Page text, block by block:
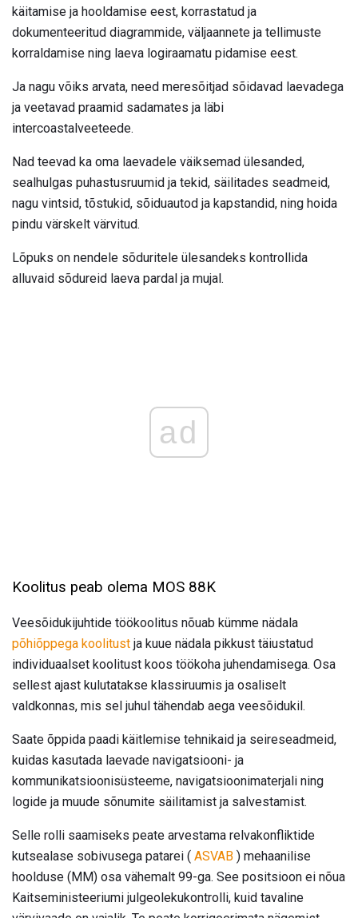
käitamise ja hooldamise eest, korrastatud ja
dokumenteeritud diagrammide, väljaannete ja tellimuste
korraldamise ning laeva logiraamatu pidamise eest.
Ja nagu võiks arvata, need meresõitjad sõidavad laevadega
ja veetavad praamid sadamates ja läbi
intercoastalveeteede.
Nad teevad ka oma laevadele väiksemad ülesanded,
sealhulgas puhastusruumid ja tekid, säilitades seadmeid,
nagu vintsid, tõstukid, sõiduautod ja kapstandid, ning hoida
pindu värskelt värvitud.
Lõpuks on nendele sõduritele ülesandeks kontrollida
alluvaid sõdureid laeva pardal ja mujal.
ad
Koolitus peab olema MOS 88K
Veesõidukijuhtide töökoolitus nõuab kümme nädala
põhiõppega koolitust ja kuue nädala pikkust täiustatud
individuaalset koolitust koos töökoha juhendamisega. Osa
sellest ajast kulutatakse klassiruumis ja osaliselt
valdkonnas, mis sel juhul tähendab aega veesõidukil.
Saate õppida paadi käitlemise tehnikaid ja seireseadmeid,
kuidas kasutada laevade navigatsiooni- ja
kommunikatsioonisüsteeme, navigatsioonimaterjali ning
logide ja muude sõnumite säilitamist ja salvestamist.
Selle rolli saamiseks peate arvestama relvakonfliktide
kutsealase sobivusega patarei ( ASVAB ) mehaanilise
hoolduse (MM) osa vähemalt 99-ga. See positsioon ei nõua
Kaitseministeeriumi julgeolekukontrolli, kuid tavaline